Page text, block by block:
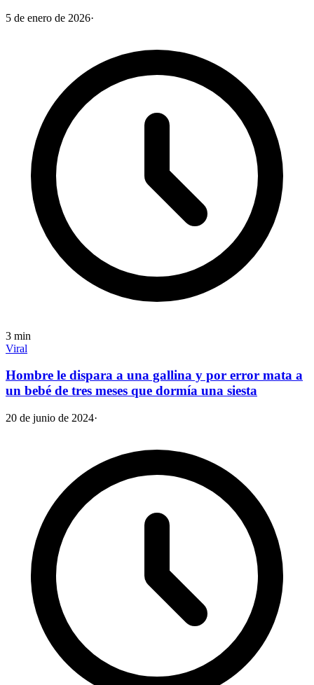
5 de enero de 2026·
3 min
Viral
Hombre le dispara a una gallina y por error mata a
un bebé de tres meses que dormía una siesta
20 de junio de 2024·